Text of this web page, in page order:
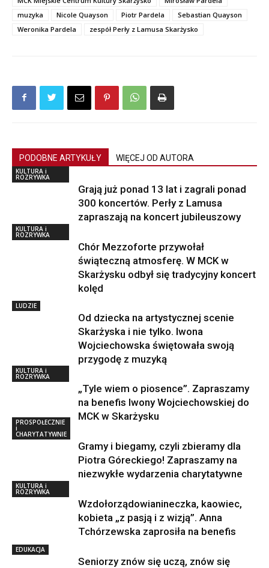
muzyka
Nicole Quayson Piotr Pardela
Sebastian Quayson
Weronika Pardela
zespół Perły z Lamusa Skarżysko
PODOBNE ARTYKUŁY WIĘCEJ OD AUTORA
KULTURA i
ROZRYWKA
Grają już ponad 13 lat i zagrali ponad
300 koncertów. Perły z Lamusa
zapraszają na koncert jubileuszowy
KULTURA i
ROZRYWKA
Chór Mezzoforte przywołał
świąteczną atmosferę. W MCK w
Skarżysku odbył się tradycyjny koncert
kolęd
LUDZIE
Od dziecka na artystycznej scenie
Skarżyska i nie tylko. Iwona
Wojciechowska świętowała swoją
przygodę z muzyką
KULTURA i
ROZRYWKA
„Tyle wiem o piosence”. Zapraszamy
na benefis Iwony Wojciechowskiej do
MCK w Skarżysku
PROSPOŁECZNIE
i
CHARYTATYWNIE
Gramy i biegamy, czyli zbieramy dla
Piotra Góreckiego! Zapraszamy na
niezwykłe wydarzenia charytatywne
KULTURA i
ROZRYWKA
Wzdołorządowianineczka, kaowiec,
kobieta „z pasją i z wizją”. Anna
Tchórzewska zaprosiła na benefis
EDUKACJA
Seniorzy znów się uczą, znów się